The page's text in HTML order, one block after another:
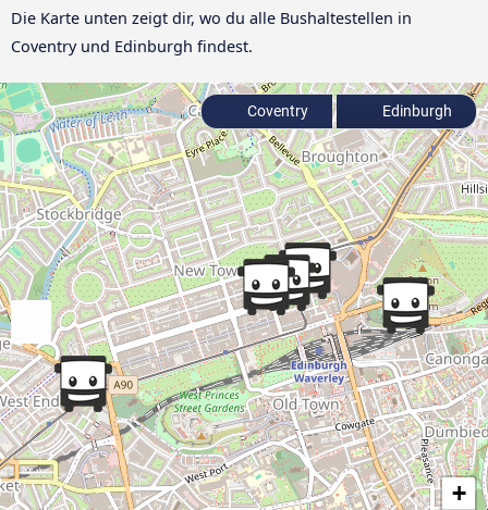
Die Karte unten zeigt dir, wo du alle Bushaltestellen in
Coventry und Edinburgh findest.
+
Coventry Edinburgh